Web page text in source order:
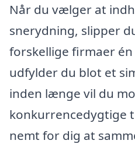
Når du vælger at
snerydning, slipper
forskellige firmaer
udfylder du blot et
inden længe vil du
konkurrencedygtige
nemt for dig at